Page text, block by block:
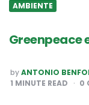
AMBIENTE
Greenpeace
POSTED
BY
byANTONIO
1 MINUTE READ 0